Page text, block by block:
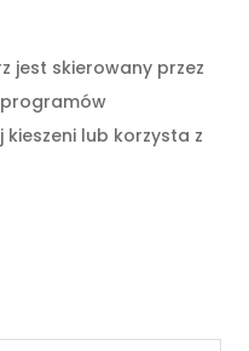
jest skierowany przez
lub korzysta z